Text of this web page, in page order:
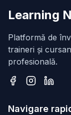
Learning
Platformă de
traineri și
profesională.
Navigare